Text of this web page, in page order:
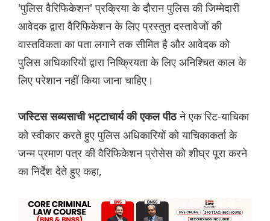
'पुलिस वैरिफिकेशन' प्रक्रिया के दौरान पुलिस की जिम्मेदारी
आवेदक द्वारा वैरिफिकेशन के लिए प्रस्तुत दस्तावेजों की
वास्तविकता का पता लगाने तक सीमित है और आवेदक को
पुलिस अधिकारियों द्वारा निष्क्रियता के लिए अनिश्चित काल के
लिए परेशान नहीं किया जाना चाहिए।
जस्टिस सब्यसाची भट्टाचार्य की एकल पीठने एक रिट-याचिका
को स्वीकार करते हुए पुलिस अधिकारियों को याचिकाकर्ता के
जन्म प्रमाण पत्र की वैरिफिकेशन प्रोसेस को शीघ्र पूरा करने
का निर्देश देते हुए कहा,